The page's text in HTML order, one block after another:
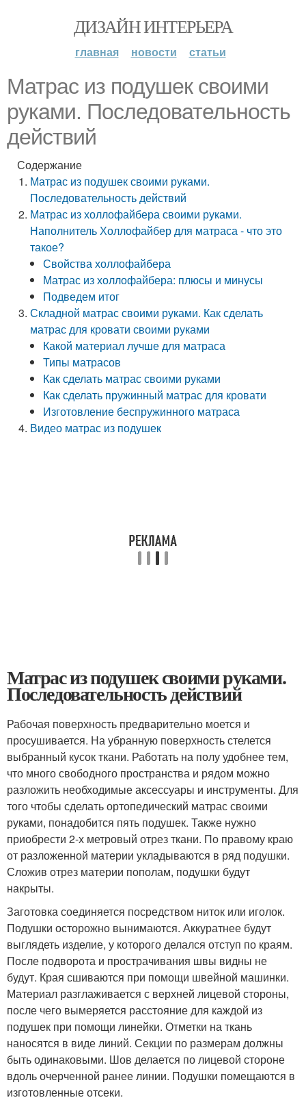
ДИЗАЙН ИНТЕРЬЕРА
главная новости статьи
Матрас из подушек своими
руками. Последовательность
действий
Содержание
Матрас из подушек своими руками.
Последовательность действий
Матрас из холлофайбера своими руками.
Наполнитель Холлофайбер для матраса - что это
такое?
Свойства холлофайбера
Матрас из холлофайбера: плюсы и минусы
Подведем итог
Складной матрас своими руками. Как сделать
матрас для кровати своими руками
Какой материал лучше для матраса
Типы матрасов
Как сделать матрас своими руками
Как сделать пружинный матрас для кровати
Изготовление беспружинного матраса
Видео матрас из подушек
Матрас из подушек своими руками.
Последовательность действий
Рабочая поверхность предварительно моется и
просушивается. На убранную поверхность стелется
выбранный кусок ткани. Работать на полу удобнее тем,
что много свободного пространства и рядом можно
разложить необходимые аксессуары и инструменты. Для
того чтобы сделать ортопедический матрас своими
руками, понадобится пять подушек. Также нужно
приобрести 2-х метровый отрез ткани. По правому краю
от разложенной материи укладываются в ряд подушки.
Сложив отрез материи пополам, подушки будут
накрыты.
Заготовка соединяется посредством ниток или иголок.
Подушки осторожно вынимаются. Аккуратнее будут
выглядеть изделие, у которого делался отступ по краям.
После подворота и прострачивания швы видны не
будут. Края сшиваются при помощи швейной машинки.
Материал разглаживается с верхней лицевой стороны,
после чего вымеряется расстояние для каждой из
подушек при помощи линейки. Отметки на ткань
наносятся в виде линий. Секции по размерам должны
быть одинаковыми. Шов делается по лицевой стороне
вдоль очерченной ранее линии. Подушки помещаются в
изготовленные отсеки.